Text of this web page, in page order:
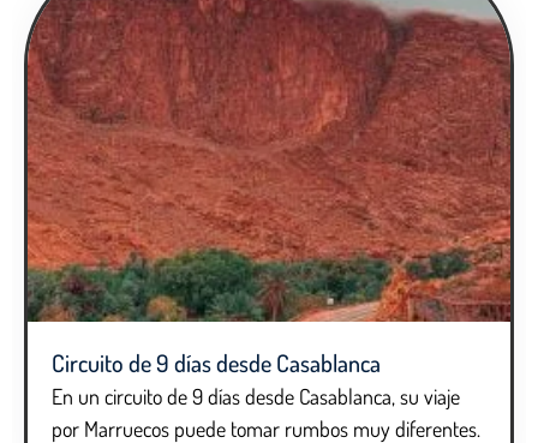
Circuito de 9 días desde Casablanca
En un circuito de 9 días desde Casablanca, su viaje
por Marruecos puede tomar rumbos muy diferentes.